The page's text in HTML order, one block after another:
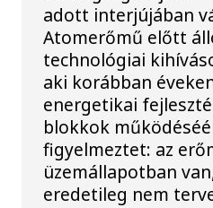
adott interjújában
Atomerőmű előtt
technológiai
aki korábban
energetikai
blokkok
figyelmeztet: az
üzemállapotban
eredetileg nem